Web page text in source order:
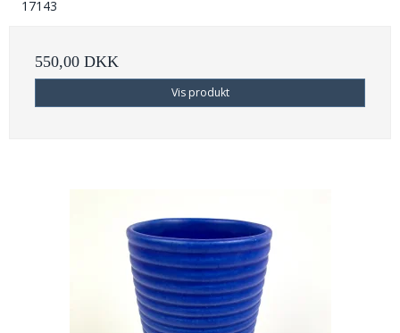
17143
550,00 DKK
Vis produkt